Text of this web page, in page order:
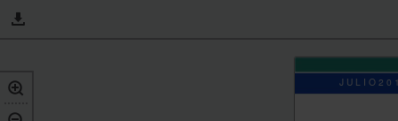
J U L I O 2 0